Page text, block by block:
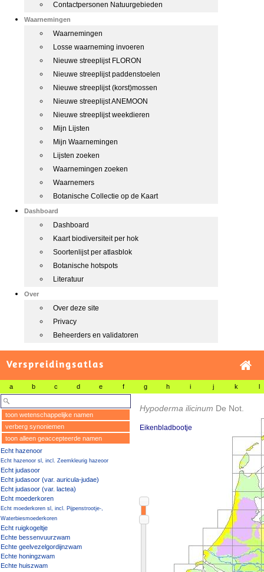
Contactpersonen Natuurgebieden
Waarnemingen
Waarnemingen
Losse waarneming invoeren
Nieuwe streeplijst FLORON
Nieuwe streeplijst paddenstoelen
Nieuwe streeplijst (korst)mossen
Nieuwe streeplijst ANEMOON
Nieuwe streeplijst weekdieren
Mijn Lijsten
Mijn Waarnemingen
Lijsten zoeken
Waarnemingen zoeken
Waarnemers
Botanische Collectie op de Kaart
Dashboard
Dashboard
Kaart biodiversiteit per hok
Soortenlijst per atlasblok
Botanische hotspots
Literatuur
Over
Over deze site
Privacy
Beheerders en validatoren
Verspreidingsatlas
a b c d e f g h i j k l
toon wetenschappelijke namen
verberg synoniemen
toon alleen geaccepteerde namen
Echt hazenoor
Echt hazenoor sl, incl. Zeemkleurig hazeoor
Echt judasoor
Echt judasoor (var. auricula-judae)
Echt judasoor (var. lactea)
Echt moederkoren
Echt moederkoren sl, incl. Pijpenstrootje-,
Waterbiesmoederkoren
Echt ruigkogeltje
Echte bessenvuurzwam
Echte geelvezelgordijnzwam
Echte honingzwam
Echte huiszwam
Hypoderma ilicinum De Not.
Eikenbladbootje